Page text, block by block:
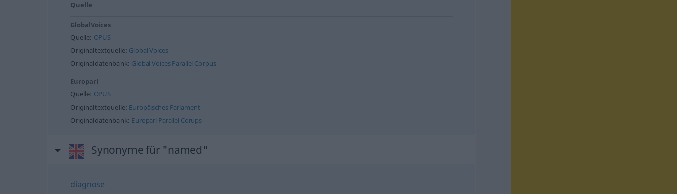
Quelle
GlobalVoices
Quelle: OPUS
Originaltextquelle: Global Voices
Originaldatenbank: Global Voices Parallel Corpus
Europarl
Quelle: OPUS
Originaltextquelle: Europäisches Parlament
Originaldatenbank: Europarl Parallel Corups
Synonyme für "named"
diagnose